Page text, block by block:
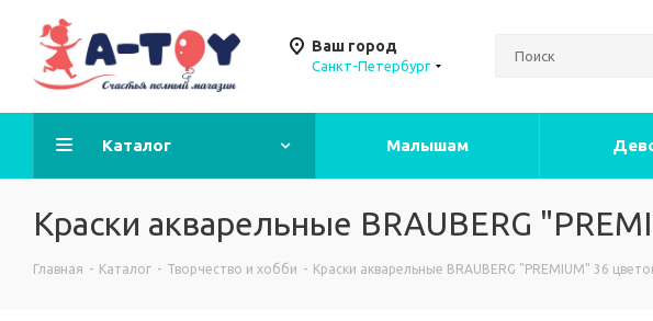
Ваш город
Санкт-Петербург
Каталог Малышам
Краски акварельные BRAUBERG
Главная - Каталог - Творчество и хобби - Краски акварельные BRAUBERG "PREMIUM" 36